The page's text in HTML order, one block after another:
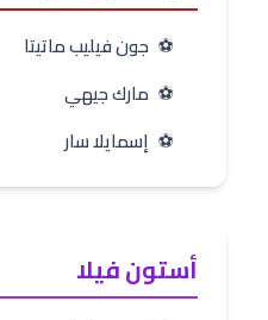
⚽ جون فيليب ماتيتا
⚽ مارك جيهي
⚽ إسمايلا سار
أستون فيلا